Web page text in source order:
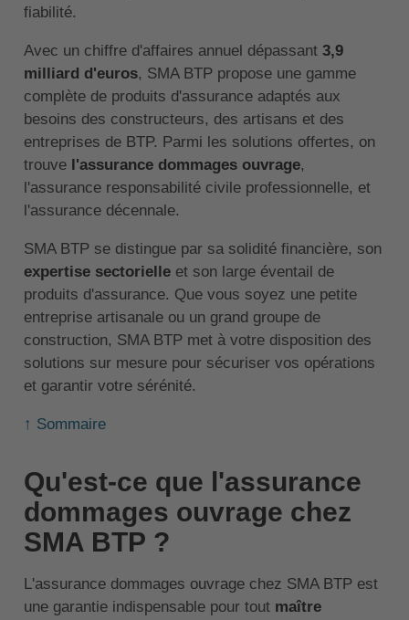
fiabilité.
Avec un chiffre d'affaires annuel dépassant 3,9
milliard d'euros, SMA BTP propose une gamme
complète de produits d'assurance adaptés aux
besoins des constructeurs, des artisans et des
entreprises de BTP. Parmi les solutions offertes, on
trouve l'assurance dommages ouvrage,
l'assurance responsabilité civile professionnelle, et
l'assurance décennale.
SMA BTP se distingue par sa solidité financière, son
expertise sectorielleet son large éventail de
produits d'assurance. Que vous soyez une petite
entreprise artisanale ou un grand groupe de
construction, SMA BTP met à votre disposition des
solutions sur mesure pour sécuriser vos opérations
et garantir votre sérénité.
↑ Sommaire
Qu'est-ce que l'assurance
dommages ouvrage chez
SMA BTP ?
L'assurance dommages ouvrage chez SMA BTP est
une garantie indispensable pour tout maître